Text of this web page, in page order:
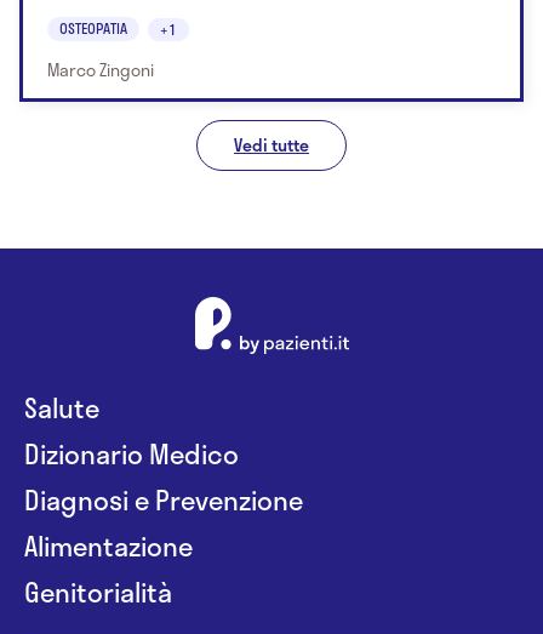
OSTEOPATIA +1
Marco Zingoni
Vedi tutte
Salute
Dizionario Medico
Diagnosi e Prevenzione
Alimentazione
Genitorialità